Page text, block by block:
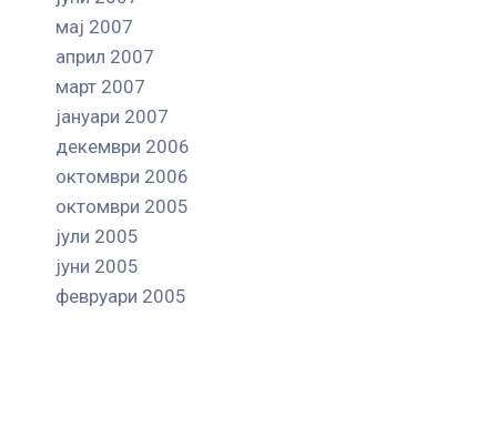
мај 2007
април 2007
март 2007
јануари 2007
декември 2006
октомври 2006
октомври 2005
јули 2005
јуни 2005
февруари 2005